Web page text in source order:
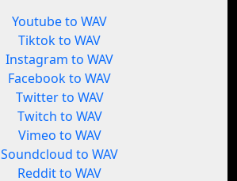
Youtube to WAV
Tiktok to WAV
Instagram to WAV
Facebook to WAV
Twitter to WAV
Twitch to WAV
Vimeo to WAV
Soundcloud to WAV
Reddit to WAV